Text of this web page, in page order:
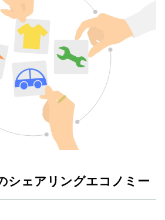
シェアリングエコノミー